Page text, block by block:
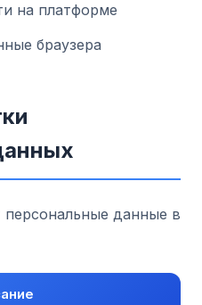
на платформе
браузера
данные в